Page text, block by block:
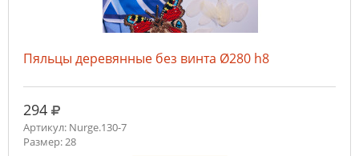
Пяльцы деревянные без винта Ø280 h8
294 руб.
Артикул: Nurge.130-7
Размер: 28